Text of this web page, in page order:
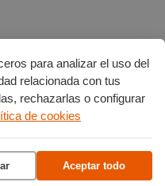
para analizar el uso del
relacionada con tus
rechazarlas o configurar
de cookies
Aceptar todo